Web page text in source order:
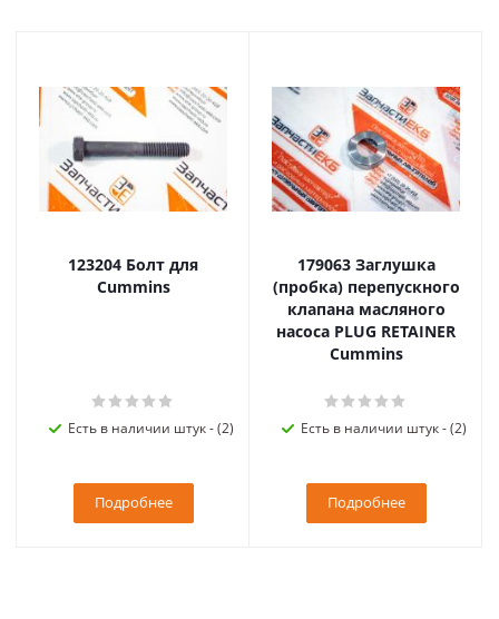
123204 Болт для
Cummins
Есть в наличии штук - (2)
Подробнее
179063 Заглушка
(пробка) перепускного
клапана масляного
насоса PLUG RETAINER
Cummins
Есть в наличии штук - (2)
Подробнее